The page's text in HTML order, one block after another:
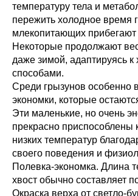
температуру тела и
пережить холодное время
млекопитающих прибегают
Некоторые продолжают
даже зимой, адаптируясь
способами.
Среди грызунов особенно
экономки, которые
Эти маленькие, но очень
прекрасно
низких температур
своего поведения и
Полевка-экономка. Длина
хвост обычно составляет
Окраска верха от светло-